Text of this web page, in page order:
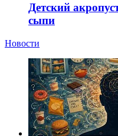
Детский
сыпи
Новости